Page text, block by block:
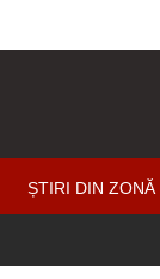
ȘTIRI DIN ZONĂ